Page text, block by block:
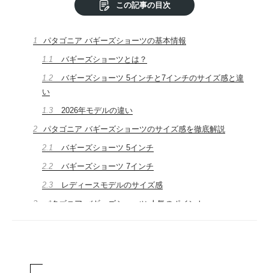
この記事の目次
1 パタゴニア バギーズショーツの基本情報
1.1 バギーズショーツとは？
1.2
バギーズショーツ 5インチと7インチのサイズ感と違
い
1.3 2026年モデルの違い
2 パタゴニア バギーズショーツのサイズ感を徹底解説
2.1 バギーズショーツ 5インチ
2.2 バギーズショーツ 7インチ
2.3 レディースモデルのサイズ感
3 パタゴニア バギーズショーツ 人気のポイント